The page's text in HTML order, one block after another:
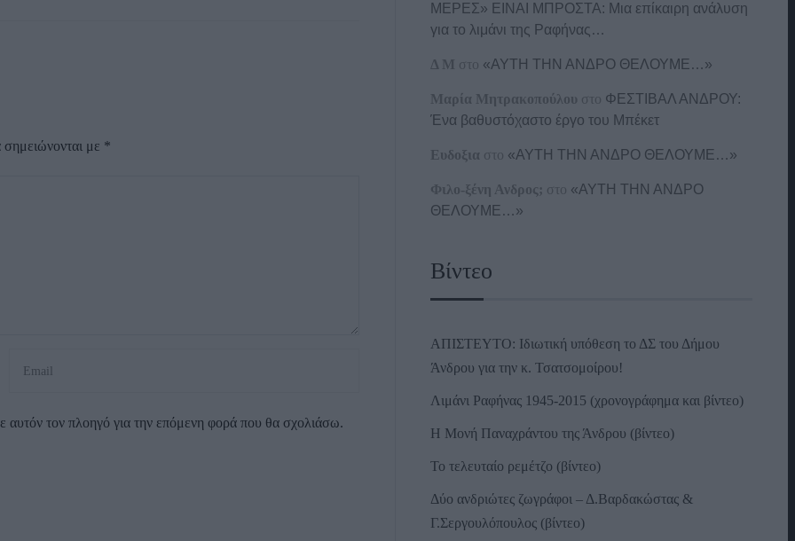
με *
τον πλοηγό για την επόμενη φορά που θα σχολιάσω.
ΜΕΡΕΣ» ΕΙΝΑΙ ΜΠΡΟΣΤΑ: Μια επίκαιρη ανάλυση
για το λιμάνι της Ραφήνας…
Δ Μ στο «ΑΥΤΗ ΤΗΝ ΑΝΔΡΟ ΘΕΛΟΥΜΕ…»
Μαρία Μητρακοπούλου στο ΦΕΣΤΙΒΑΛ ΑΝΔΡΟΥ:
Ένα βαθυστόχαστο έργο του Μπέκετ
Ευδοξια στο «ΑΥΤΗ ΤΗΝ ΑΝΔΡΟ ΘΕΛΟΥΜΕ…»
Φιλο-ξένη Ανδρος; στο «ΑΥΤΗ ΤΗΝ ΑΝΔΡΟ
ΘΕΛΟΥΜΕ…»
Βίντεο
ΑΠΙΣΤΕΥΤΟ: Ιδιωτική υπόθεση το ΔΣ του Δήμου
Άνδρου για την κ. Τσατσομοίρου!
Λιμάνι Ραφήνας 1945-2015 (χρονογράφημα και βίντεο)
Η Μονή Παναχράντου της Άνδρου (βίντεο)
Το τελευταίο ρεμέτζο (βίντεο)
Δύο ανδριώτες ζωγράφοι – Δ.Βαρδακώστας &
Γ.Σεργουλόπουλος (βίντεο)